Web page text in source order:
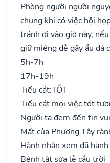
Phòng người người
chung khi có việc hội
tránh đi vào giờ này,
giữ miệng dễ gây ẩu đả
5h-7h
17h-19h
Tiểu cát:TỐT
Tiểu cát mọi việc tốt tươi
Người ta đem đến tin
Mất của Phương Tây
Hành nhân xem đã
Bệnh tật sửa lễ cầu trời